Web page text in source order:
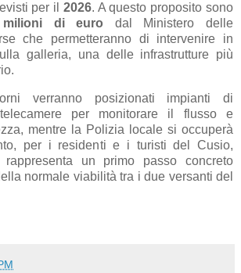
per il 2026. A questo proposito sono
di euro dal Ministero delle
che permetteranno di intervenire in
galleria, una delle infrastrutture più
verranno posizionati impianti di
per monitorare il flusso e
mentre la Polizia locale si occuperà
per i residenti e i turisti del Cusio,
rappresenta un primo passo concreto
normale viabilità tra i due versanti del